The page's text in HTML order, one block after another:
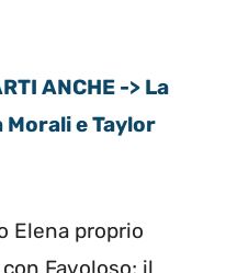
ANCHE -> La
e Taylor
Elena proprio
Favoloso; il